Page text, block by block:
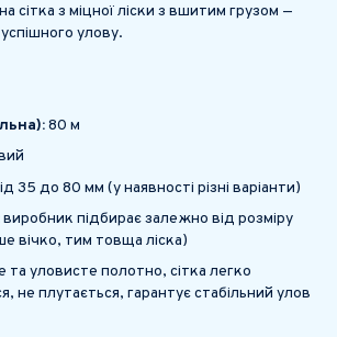
сітка з міцної ліски з вшитим грузом —
улову.
80 м
35 до 80 мм (у наявності різні варіанти)
виробник підбирає залежно від розміру
вічко, тим товща ліска)
та уловисте полотно, сітка легко
не плутається, гарантує стабільний улов